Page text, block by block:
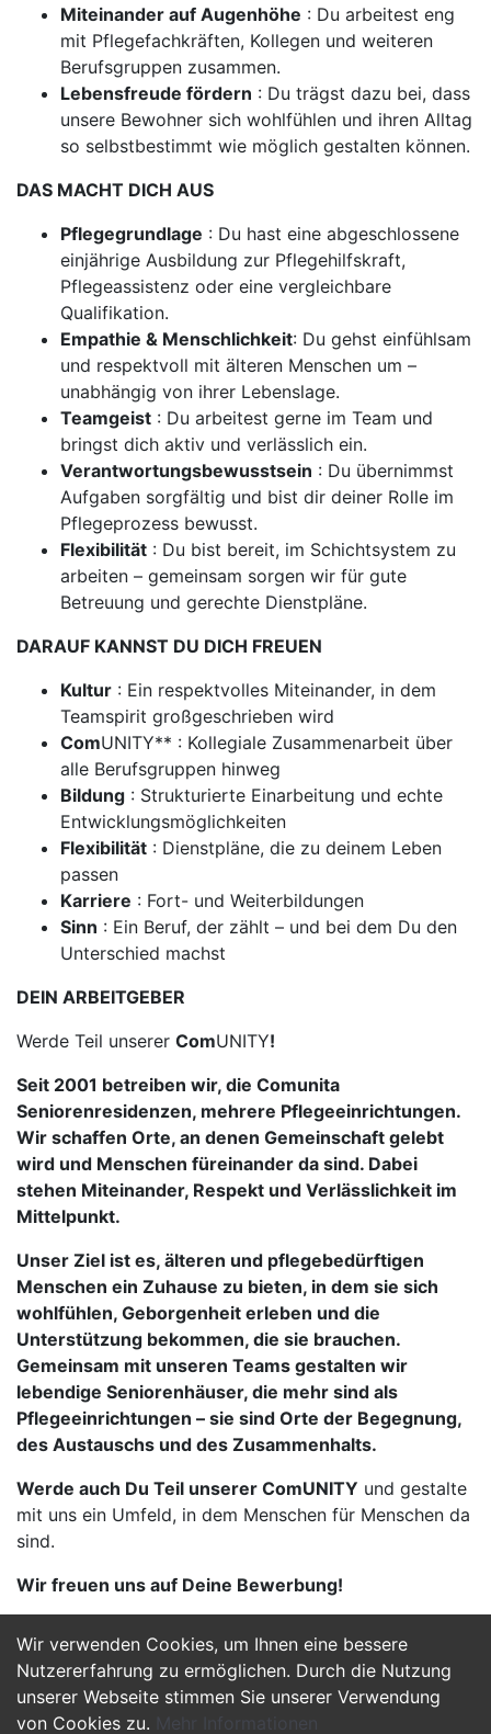
Wir verwenden Cookies, um Ihnen eine bessere
Nutzererfahrung zu ermöglichen. Durch die Nutzung
unserer Webseite stimmen Sie unserer Verwendung
von Cookies zu. Mehr Informationen
Miteinander auf Augenhöhe : Du arbeitest eng
mit Pflegefachkräften, Kollegen und weiteren
Berufsgruppen zusammen.
Lebensfreude fördern : Du trägst dazu bei, dass
unsere Bewohner sich wohlfühlen und ihren Alltag
so selbstbestimmt wie möglich gestalten können.
DAS MACHT DICH AUS
Pflegegrundlage : Du hast eine abgeschlossene
einjährige Ausbildung zur Pflegehilfskraft,
Pflegeassistenz oder eine vergleichbare
Qualifikation.
Empathie & Menschlichkeit: Du gehst einfühlsam
und respektvoll mit älteren Menschen um –
unabhängig von ihrer Lebenslage.
Teamgeist : Du arbeitest gerne im Team und
bringst dich aktiv und verlässlich ein.
Verantwortungsbewusstsein : Du übernimmst
Aufgaben sorgfältig und bist dir deiner Rolle im
Pflegeprozess bewusst.
Flexibilität : Du bist bereit, im Schichtsystem zu
arbeiten – gemeinsam sorgen wir für gute
Betreuung und gerechte Dienstpläne.
DARAUF KANNST DU DICH FREUEN
Kultur : Ein respektvolles Miteinander, in dem
Teamspirit großgeschrieben wird
ComUNITY** : Kollegiale Zusammenarbeit über
alle Berufsgruppen hinweg
Bildung : Strukturierte Einarbeitung und echte
Entwicklungsmöglichkeiten
Flexibilität : Dienstpläne, die zu deinem Leben
passen
Karriere : Fort- und Weiterbildungen
Sinn : Ein Beruf, der zählt – und bei dem Du den
Unterschied machst
DEIN ARBEITGEBER
Werde Teil unserer ComUNITY!
Seit 2001 betreiben wir, die Comunita
Seniorenresidenzen, mehrere Pflegeeinrichtungen.
Wir schaffen Orte, an denen Gemeinschaft gelebt
wird und Menschen füreinander da sind. Dabei
stehen Miteinander, Respekt und Verlässlichkeit im
Mittelpunkt.
Unser Ziel ist es, älteren und pflegebedürftigen
Menschen ein Zuhause zu bieten, in dem sie sich
wohlfühlen, Geborgenheit erleben und die
Unterstützung bekommen, die sie brauchen.
Gemeinsam mit unseren Teams gestalten wir
lebendige Seniorenhäuser, die mehr sind als
Pflegeeinrichtungen – sie sind Orte der Begegnung,
des Austauschs und des Zusammenhalts.
Werde auch Du Teil unserer ComUNITY und gestalte
mit uns ein Umfeld, in dem Menschen für Menschen da
sind.
Wir freuen uns auf Deine Bewerbung!
Jetzt Bewerben